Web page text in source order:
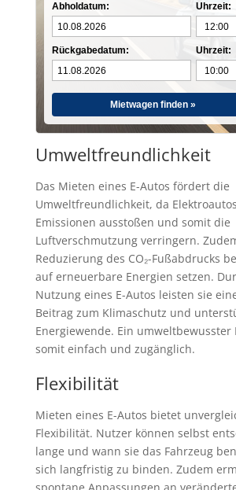
Abholdatum:
Rückgabedatum:
Uhrzeit:
Uhrzeit:
Mietwagen finden »
Umweltfreundlichkeit
Das Mieten eines E-Autos fördert die
Umweltfreundlichkeit, da
Emissionen ausstoßen und somit die
Luftverschmutzung verringern.
Reduzierung des CO₂-Fußabdrucks
auf erneuerbare Energien setzen.
Nutzung eines E-Autos leisten sie
Beitrag zum Klimaschutz und
Energiewende. Ein umweltbewusster
somit einfach und zugänglich.
Flexibilität
Mieten eines E-Autos bietet
Flexibilität. Nutzer können selbst
lange und wann sie das Fahrzeug
sich langfristig zu binden. Zudem